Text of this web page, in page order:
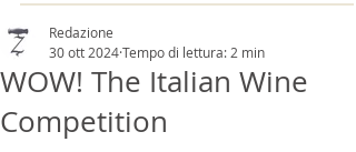
WOW! The Italian Wine
Competition
Redazione
30 ott 2024Tempo di lettura: 2 min